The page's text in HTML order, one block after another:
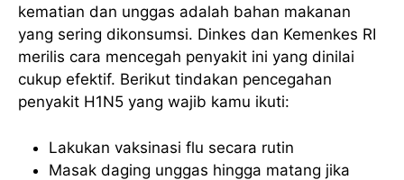
kematian dan unggas adalah bahan makanan
yang sering dikonsumsi. Dinkes dan Kemenkes RI
merilis cara mencegah penyakit ini yang dinilai
cukup efektif. Berikut tindakan pencegahan
penyakit H1N5 yang wajib kamu ikuti:
Lakukan vaksinasi flu secara rutin
Masak daging unggas hingga matang jika